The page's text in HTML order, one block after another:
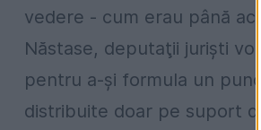
vedere - cum erau până
Năstase, deputaţii jurişti
pentru a-şi formula un
distribuite doar pe suport